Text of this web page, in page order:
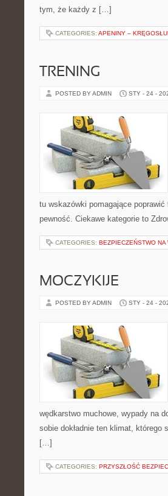
tym, że każdy z […]
CATEGORIES: APENINY –
TRENING
POSTED BY ADMIN STY - 24 -
tu wskazówki pomagające
pewność. Ciekawe kategorie to
CATEGORIES: BEZPIECZEŃSTWO NA
MOCZYKIJE
POSTED BY ADMIN STY - 24 -
wędkarstwo muchowe, wypady na
sobie dokładnie ten klimat, którego
[…]
CATEGORIES: PRZYSZŁOŚĆ